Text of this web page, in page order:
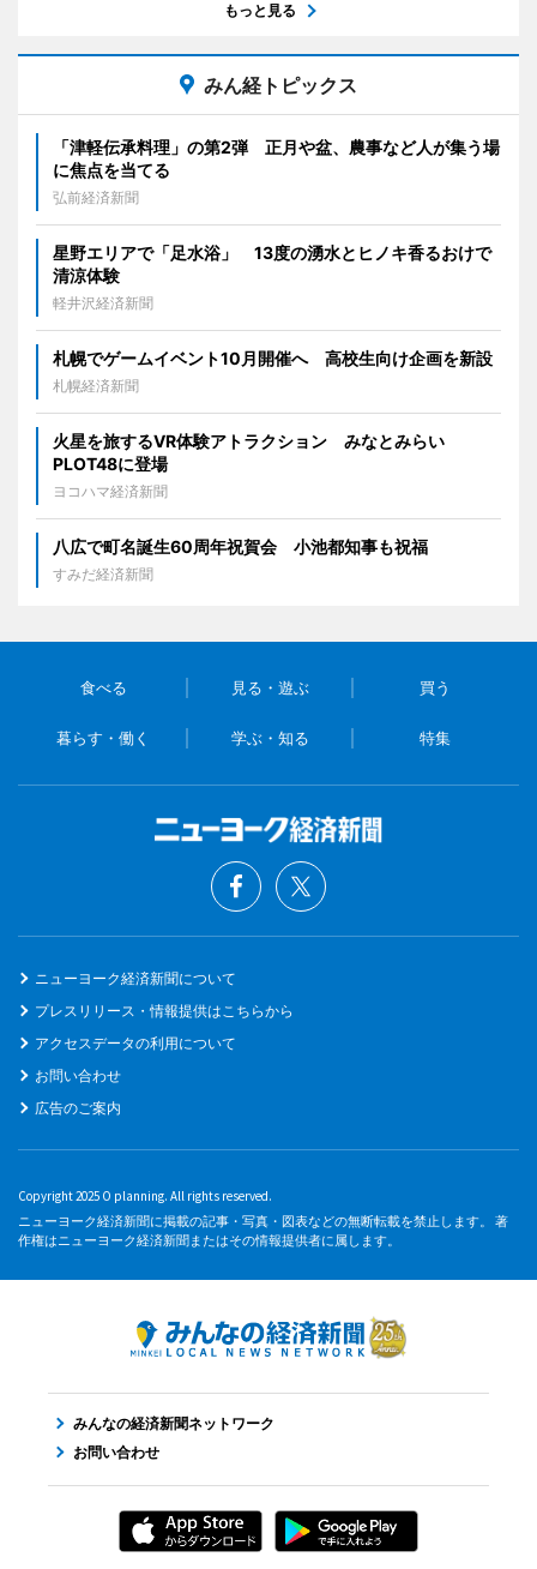
もっと見る
みん経トピックス
「津軽伝承料理」の第2弾 正月や盆、農事など人が集う場
に焦点を当てる
弘前経済新聞
星野エリアで「足水浴」 13度の湧水とヒノキ香るおけで
清涼体験
軽井沢経済新聞
札幌でゲームイベント10月開催へ 高校生向け企画を新設
札幌経済新聞
火星を旅するVR体験アトラクション みなとみらい
PLOT48に登場
ヨコハマ経済新聞
八広で町名誕生60周年祝賀会 小池都知事も祝福
すみだ経済新聞
食べる 見る・遊ぶ 買う
暮らす・働く 学ぶ・知る 特集
ニューヨーク経済新聞について
プレスリリース・情報提供はこちらから
アクセスデータの利用について
お問い合わせ
広告のご案内
Copyright 2025 O planning. All rights reserved.
ニューヨーク経済新聞に掲載の記事・写真・図表などの無断転載を禁止します。 著
作権はニューヨーク経済新聞またはその情報提供者に属します。
みんなの経済新聞ネットワーク
お問い合わせ